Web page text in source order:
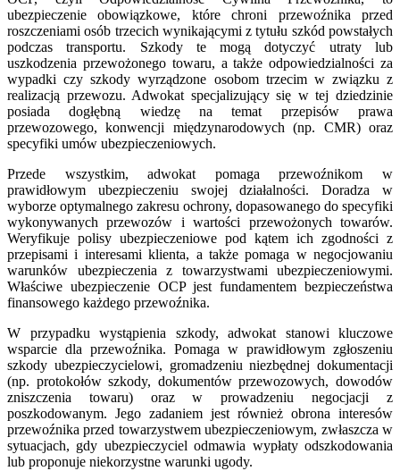
ubezpieczenie obowiązkowe, które chroni przewoźnika przed
roszczeniami osób trzecich wynikającymi z tytułu szkód powstałych
podczas transportu. Szkody te mogą dotyczyć utraty lub
uszkodzenia przewożonego towaru, a także odpowiedzialności za
wypadki czy szkody wyrządzone osobom trzecim w związku z
realizacją przewozu. Adwokat specjalizujący się w tej dziedzinie
posiada dogłębną wiedzę na temat przepisów prawa
przewozowego, konwencji międzynarodowych (np. CMR) oraz
specyfiki umów ubezpieczeniowych.
Przede wszystkim, adwokat pomaga przewoźnikom w
prawidłowym ubezpieczeniu swojej działalności. Doradza w
wyborze optymalnego zakresu ochrony, dopasowanego do specyfiki
wykonywanych przewozów i wartości przewożonych towarów.
Weryfikuje polisy ubezpieczeniowe pod kątem ich zgodności z
przepisami i interesami klienta, a także pomaga w negocjowaniu
warunków ubezpieczenia z towarzystwami ubezpieczeniowymi.
Właściwe ubezpieczenie OCP jest fundamentem bezpieczeństwa
finansowego każdego przewoźnika.
W przypadku wystąpienia szkody, adwokat stanowi kluczowe
wsparcie dla przewoźnika. Pomaga w prawidłowym zgłoszeniu
szkody ubezpieczycielowi, gromadzeniu niezbędnej dokumentacji
(np. protokołów szkody, dokumentów przewozowych, dowodów
zniszczenia towaru) oraz w prowadzeniu negocjacji z
poszkodowanym. Jego zadaniem jest również obrona interesów
przewoźnika przed towarzystwem ubezpieczeniowym, zwłaszcza w
sytuacjach, gdy ubezpieczyciel odmawia wypłaty odszkodowania
lub proponuje niekorzystne warunki ugody.